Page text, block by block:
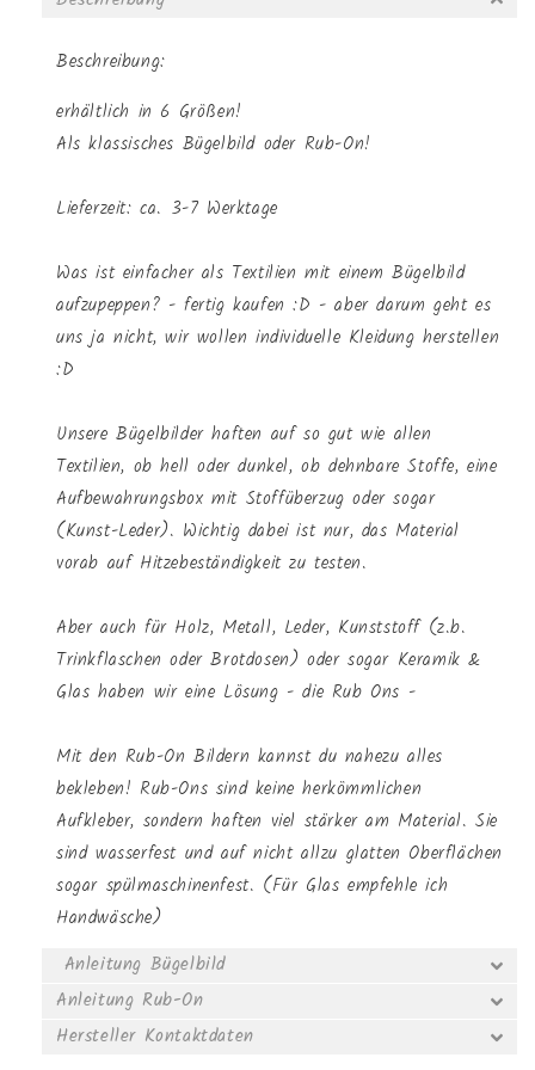
Beschreibung:
erhältlich in 6 Größen!
Als klassisches Bügelbild oder Rub-On!
Lieferzeit: ca. 3-7 Werktage
Was ist einfacher als Textilien mit einem Bügelbild
aufzupeppen? - fertig kaufen :D - aber darum geht es
uns ja nicht, wir wollen individuelle Kleidung herstellen
:D
Unsere Bügelbilder haften auf so gut wie allen
Textilien, ob hell oder dunkel, ob dehnbare Stoffe, eine
Aufbewahrungsbox mit Stoffüberzug oder sogar
(Kunst-Leder). Wichtig dabei ist nur, das Material
vorab auf Hitzebeständigkeit zu testen.
Aber auch für Holz, Metall, Leder, Kunststoff (z.b.
Trinkflaschen oder Brotdosen) oder sogar Keramik &
Glas haben wir eine Lösung - die Rub Ons -
Mit den Rub-On Bildern kannst du nahezu alles
bekleben! Rub-Ons sind keine herkömmlichen
Aufkleber, sondern haften viel stärker am Material. Sie
sind wasserfest und auf nicht allzu glatten Oberflächen
sogar spülmaschinenfest. (Für Glas empfehle ich
Handwäsche)
Anleitung Bügelbild
Anleitung Rub-On
Hersteller Kontaktdaten